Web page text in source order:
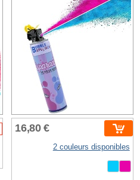
16,80 €
2 couleurs disponibles